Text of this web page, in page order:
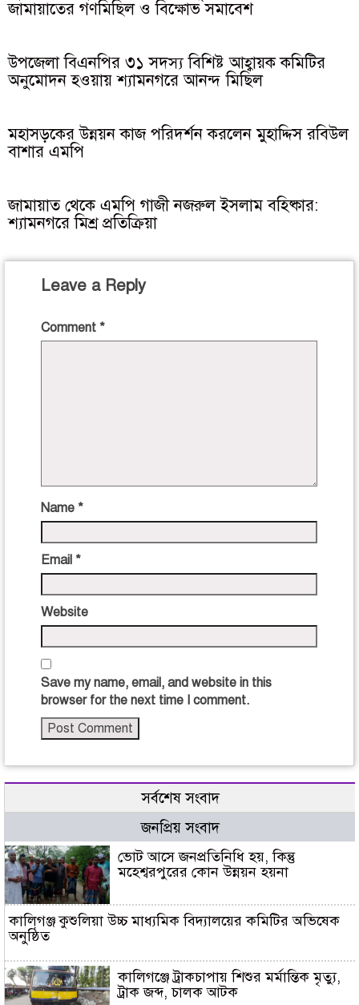
জামায়াতের গণমিছিল ও বিক্ষোভ সমাবেশ
উপজেলা বিএনপির ৩১ সদস্য বিশিষ্ট আহ্বায়ক কমিটির
অনুমোদন হওয়ায় শ্যামনগরে আনন্দ মিছিল
মহাসড়কের উন্নয়ন কাজ পরিদর্শন করলেন মুহাদ্দিস রবিউল
বাশার এমপি
জামায়াত থেকে এমপি গাজী নজরুল ইসলাম বহিষ্কার:
শ্যামনগরে মিশ্র প্রতিক্রিয়া
Leave a Reply
Comment *
Name *
Email *
Website
Save my name, email, and website in this
browser for the next time I comment.
সর্বশেষ সংবাদ
জনপ্রিয় সংবাদ
ভোট আসে জনপ্রতিনিধি হয়, কিন্তু
মহেশ্বরপুরের কোন উন্নয়ন হয়না
কালিগঞ্জ কুশুলিয়া উচ্চ মাধ্যমিক বিদ্যালয়ের কমিটির অভিষেক
অনুষ্ঠিত
কালিগঞ্জে ট্রাকচাপায় শিশুর মর্মান্তিক মৃত্যু,
ট্রাক জব্দ, চালক আটক